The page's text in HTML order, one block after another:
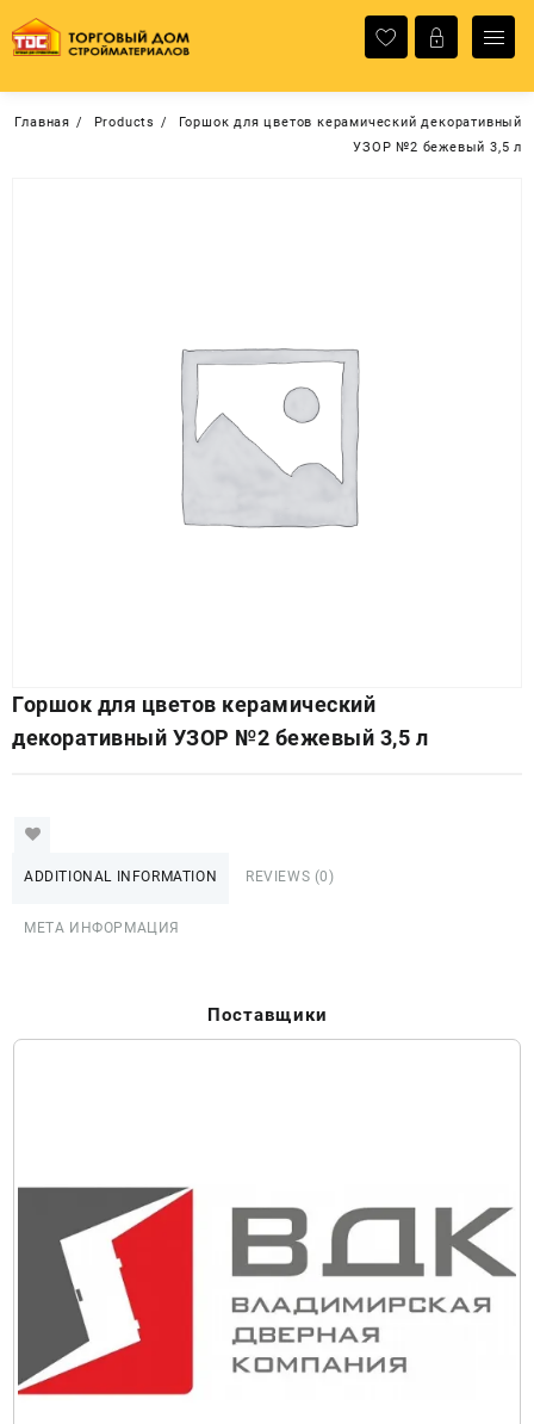
содержимому
Главная Products
Горшок для цветов керамический декоративный
УЗОР №2 бежевый 3,5 л
Горшок для цветов керамический
декоративный УЗОР №2 бежевый 3,5 л
ADDITIONAL INFORMATION REVIEWS (0)
МЕТА ИНФОРМАЦИЯ
Поставщики